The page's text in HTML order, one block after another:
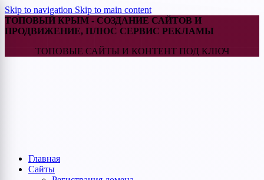
Skip to navigation Skip to main content
ТОПОВЫЙ КРЫМ - СОЗДАНИЕ САЙТОВ И
ПРОДВИЖЕНИЕ, ПЛЮС СЕРВИС РЕКЛАМЫ
ТОПОВЫЕ САЙТЫ И КОНТЕНТ ПОД КЛЮЧ
Главная
Cайты